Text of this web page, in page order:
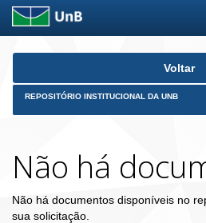
Skip
Voltar
REPOSITÓRIO INSTITUCIONAL DA UNB
Não há
Não há documentos disponíveis no
sua solicitação.